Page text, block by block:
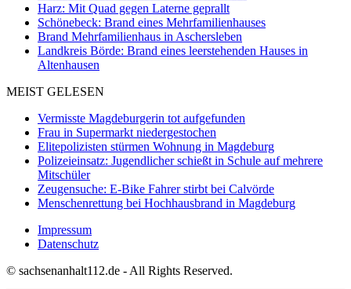
Harz: Mit Quad gegen Laterne geprallt
Schönebeck: Brand eines Mehrfamilienhauses
Brand Mehrfamilienhaus in Aschersleben
Landkreis Börde: Brand eines leerstehenden Hauses in
Altenhausen
MEIST GELESEN
Vermisste Magdeburgerin tot aufgefunden
Frau in Supermarkt niedergestochen
Elitepolizisten stürmen Wohnung in Magdeburg
Polizeieinsatz: Jugendlicher schießt in Schule auf mehrere
Mitschüler
Zeugensuche: E-Bike Fahrer stirbt bei Calvörde
Menschenrettung bei Hochhausbrand in Magdeburg
Impressum
Datenschutz
© sachsenanhalt112.de - All Rights Reserved.